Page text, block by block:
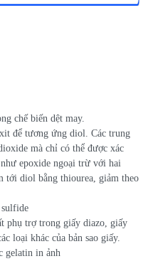
chế biến dệt may.
để tương ứng diol. Các trung
mà chỉ có thể được xác
epoxide ngoại trừ với hai
tới diol bằng thiourea, giảm theo
phụ trợ trong giấy diazo, giấy
loại khác của bản sao giấy.
gelatin in ảnh